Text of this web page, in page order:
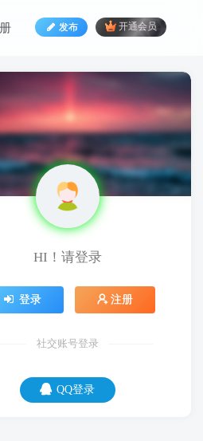
发布 开通会员
HI！请登录
登录 注册
社交账号登录
QQ登录
HI！请登录
登录 注册
社交账号登录
QQ登录